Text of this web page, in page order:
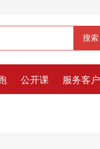
公开课 服务客户